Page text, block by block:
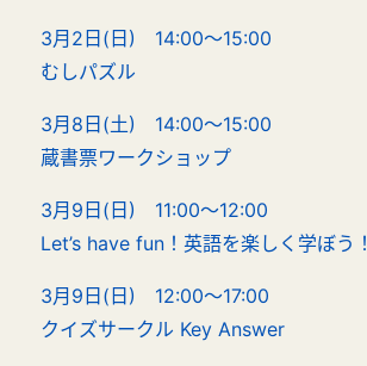
3月2日(日) 14:00～15:00
むしパズル
3月8日(土) 14:00～15:00
蔵書票ワークショップ
3月9日(日) 11:00～12:00
Let’s have fun！英語を楽しく学ぼう！
3月9日(日) 12:00～17:00
クイズサークル Key Answer